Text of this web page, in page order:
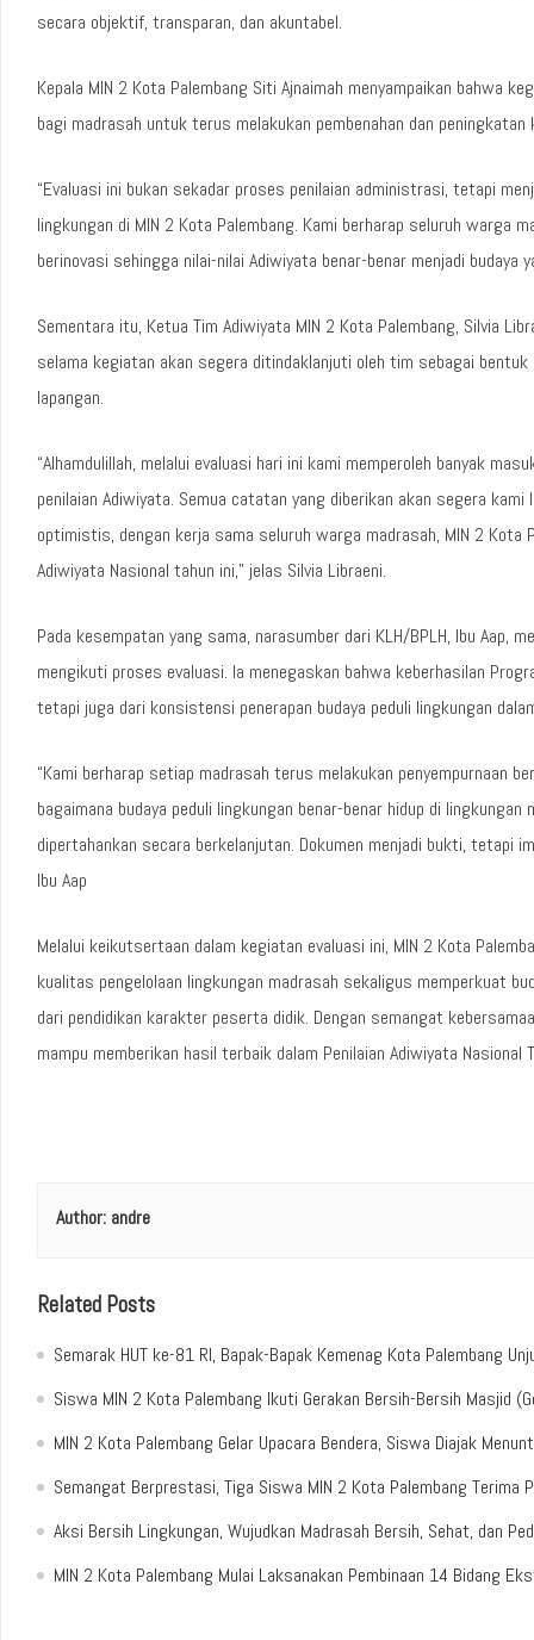
secara objektif, transparan, dan akuntabel.
Kepala MIN 2 Kota Palembang Siti Ajnaimah menyampaikan bahwa
bagi madrasah untuk terus melakukan pembenahan dan
“Evaluasi ini bukan sekadar proses penilaian administrasi, tetapi
lingkungan di MIN 2 Kota Palembang. Kami berharap seluruh warga
berinovasi sehingga nilai-nilai Adiwiyata benar-benar menjadi budaya
Sementara itu, Ketua Tim Adiwiyata MIN 2 Kota Palembang, Silvia
selama kegiatan akan segera ditindaklanjuti oleh tim sebagai
lapangan.
“Alhamdulillah, melalui evaluasi hari ini kami memperoleh banyak
penilaian Adiwiyata. Semua catatan yang diberikan akan segera
optimistis, dengan kerja sama seluruh warga madrasah, MIN 2 Kota
Adiwiyata Nasional tahun ini,” jelas Silvia Libraeni.
Pada kesempatan yang sama, narasumber dari KLH/BPLH, Ibu Aap,
mengikuti proses evaluasi. Ia menegaskan bahwa keberhasilan
tetapi juga dari konsistensi penerapan budaya peduli lingkungan
“Kami berharap setiap madrasah terus melakukan penyempurnaan
bagaimana budaya peduli lingkungan benar-benar hidup di
dipertahankan secara berkelanjutan. Dokumen menjadi bukti, tetapi
Ibu Aap
Melalui keikutsertaan dalam kegiatan evaluasi ini, MIN 2 Kota
kualitas pengelolaan lingkungan madrasah sekaligus memperkuat
dari pendidikan karakter peserta didik. Dengan semangat
mampu memberikan hasil terbaik dalam Penilaian Adiwiyata Nasional
Author: andre
Related Posts
Semarak HUT ke-81 RI, Bapak-Bapak Kemenag Kota Palembang
Siswa MIN 2 Kota Palembang Ikuti Gerakan Bersih-Bersih Masjid
MIN 2 Kota Palembang Gelar Upacara Bendera, Siswa Diajak
Semangat Berprestasi, Tiga Siswa MIN 2 Kota Palembang Terima
Aksi Bersih Lingkungan, Wujudkan Madrasah Bersih, Sehat, dan
MIN 2 Kota Palembang Mulai Laksanakan Pembinaan 14 Bidang